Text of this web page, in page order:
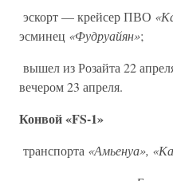
эскорт — крейсер ПВО
эсминец «Фудруайян»;
вышел из Розайта 22
вечером 23 апреля.
Конвой «FS-1»
транспорта «Амьенуа»,